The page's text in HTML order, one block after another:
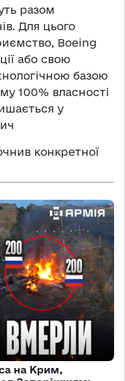
разом
Для цього
Boeing
або свою
базою
100% власності
у
конкретної
на Крим,